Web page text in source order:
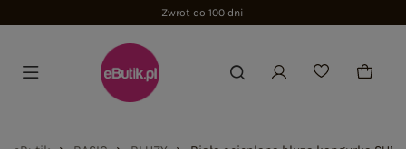
Zwrot do 100 dni